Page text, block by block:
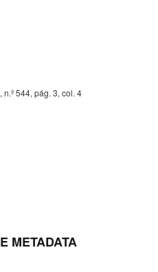
544, pág. 3, col. 4
METADATA